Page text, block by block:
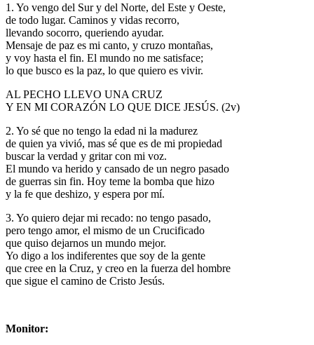
1. Yo vengo del Sur y del Norte, del Este y Oeste,
de todo lugar. Caminos y vidas recorro,
llevando socorro, queriendo ayudar.
Mensaje de paz es mi canto, y cruzo montañas,
y voy hasta el fin. El mundo no me satisface;
lo que busco es la paz, lo que quiero es vivir.
AL PECHO LLEVO UNA CRUZ
Y EN MI CORAZÓN LO QUE DICE JESÚS. (2v)
2. Yo sé que no tengo la edad ni la madurez
de quien ya vivió, mas sé que es de mi propiedad
buscar la verdad y gritar con mi voz.
El mundo va herido y cansado de un negro pasado
de guerras sin fin. Hoy teme la bomba que hizo
y la fe que deshizo, y espera por mí.
3. Yo quiero dejar mi recado: no tengo pasado,
pero tengo amor, el mismo de un Crucificado
que quiso dejarnos un mundo mejor.
Yo digo a los indiferentes que soy de la gente
que cree en la Cruz, y creo en la fuerza del hombre
que sigue el camino de Cristo Jesús.
Monitor: